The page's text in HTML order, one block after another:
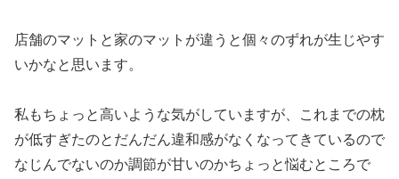
店舗のマットと家のマットが違うと個々のずれが生じやす
いかなと思います。
私もちょっと高いような気がしていますが、これまでの枕
が低すぎたのとだんだん違和感がなくなってきているので
なじんでないのか調節が甘いのかちょっと悩むところで